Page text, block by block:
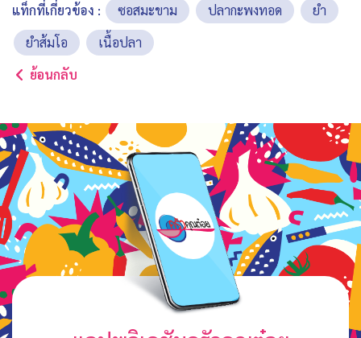
แท็กที่เกี่ยวข้อง : ซอสมะขาม ปลากะพงทอด
ยำ
ยำส้มโอ
เนื้อปลา
ย้อนกลับ